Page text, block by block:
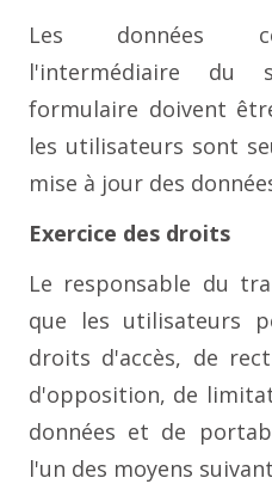
Les données
l'intermédiaire
formulaire doivent
les utilisateurs sont
mise à jour des
Exercice des droits
Le responsable du
que les utilisateurs
droits d'accès, de
d'opposition, de
données et de
l'un des moyens